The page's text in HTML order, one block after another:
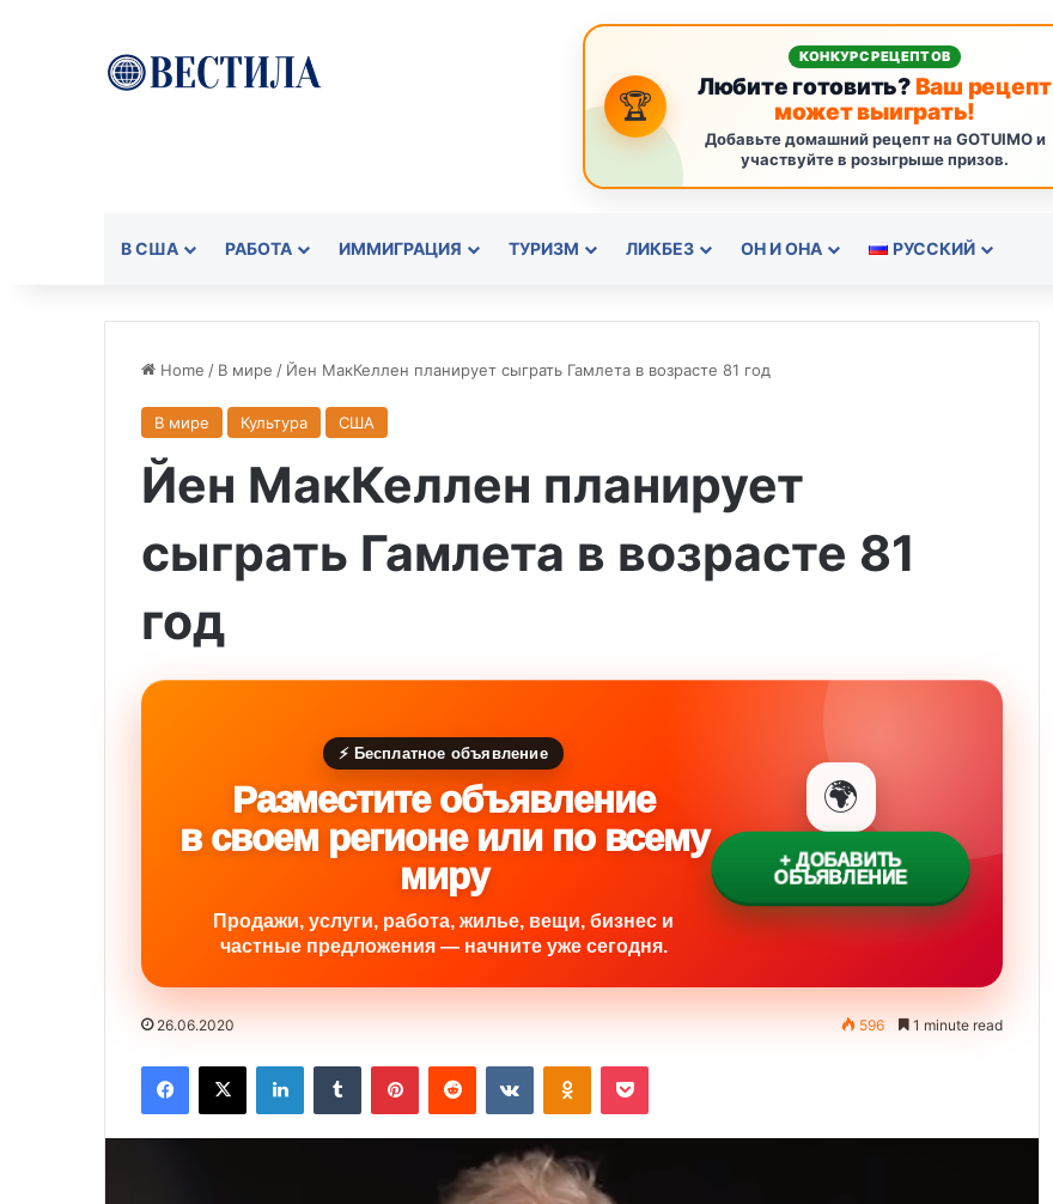
🏆
КОНКУРС РЕЦЕПТОВ
Любите готовить?Ваш рецепт
может выиграть!
Добавьте домашний рецепт на GOTUIMO и
участвуйте в розыгрыше призов.
В США РАБОТА ИММИГРАЦИЯ ТУРИЗМ ЛИКБЕЗ ОН И ОНА РУССКИЙ
Home / В мире / Йен МакКеллен планирует сыграть Гамлета в возрасте 81 год
В мире Культура США
Йен МакКеллен планирует
сыграть Гамлета в возрасте 81
год
⚡ Бесплатное объявление
Разместите объявление
в своем регионе или по всему
миру
Продажи, услуги, работа, жилье, вещи, бизнес и
частные предложения — начните уже сегодня.
🌍
+ ДОБАВИТЬ
ОБЪЯВЛЕНИЕ
26.06.2020 596 1 minute read